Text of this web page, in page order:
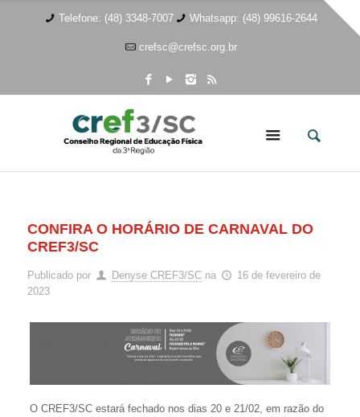
Telefone: (48) 3348-7007 Whatsapp: (48) 99616-2644
crefsc@crefsc.org.br
CONFIRA O HORÁRIO DE CARNAVAL DO
CREF3/SC
Publicado por Denyse CREF3/SC na
16 de fevereiro de
2023
O CREF3/SC estará fechado nos dias 20 e 21/02, em razão do